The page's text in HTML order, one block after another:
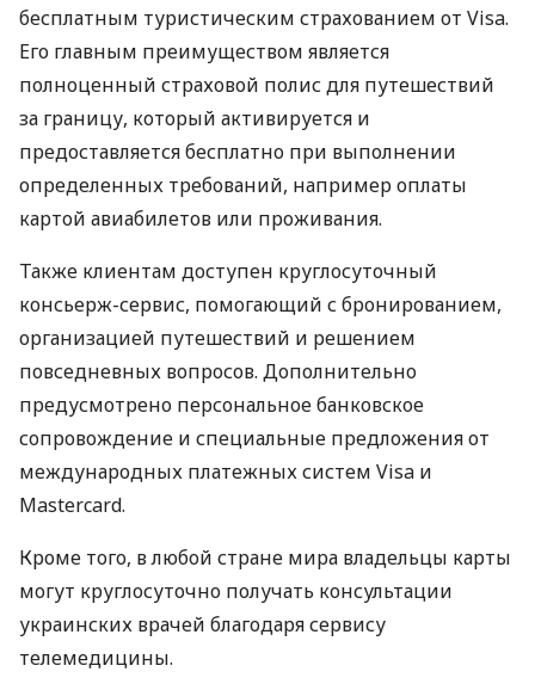
бесплатным туристическим страхованием от Visa.
Его главным преимуществом является
полноценный страховой полис для путешествий
за границу, который активируется и
предоставляется бесплатно при выполнении
определенных требований, например оплаты
картой авиабилетов или проживания.
Также клиентам доступен круглосуточный
консьерж-сервис, помогающий с бронированием,
организацией путешествий и решением
повседневных вопросов. Дополнительно
предусмотрено персональное банковское
сопровождение и специальные предложения от
международных платежных систем Visa и
Mastercard.
Кроме того, в любой стране мира владельцы карты
могут круглосуточно получать консультации
украинских врачей благодаря сервису
телемедицины.